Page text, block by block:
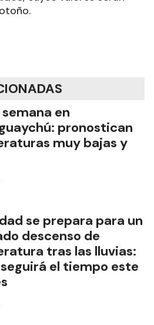
en
pronostican
muy bajas y
se prepara para un
descenso de
tras las lluvias:
el tiempo este